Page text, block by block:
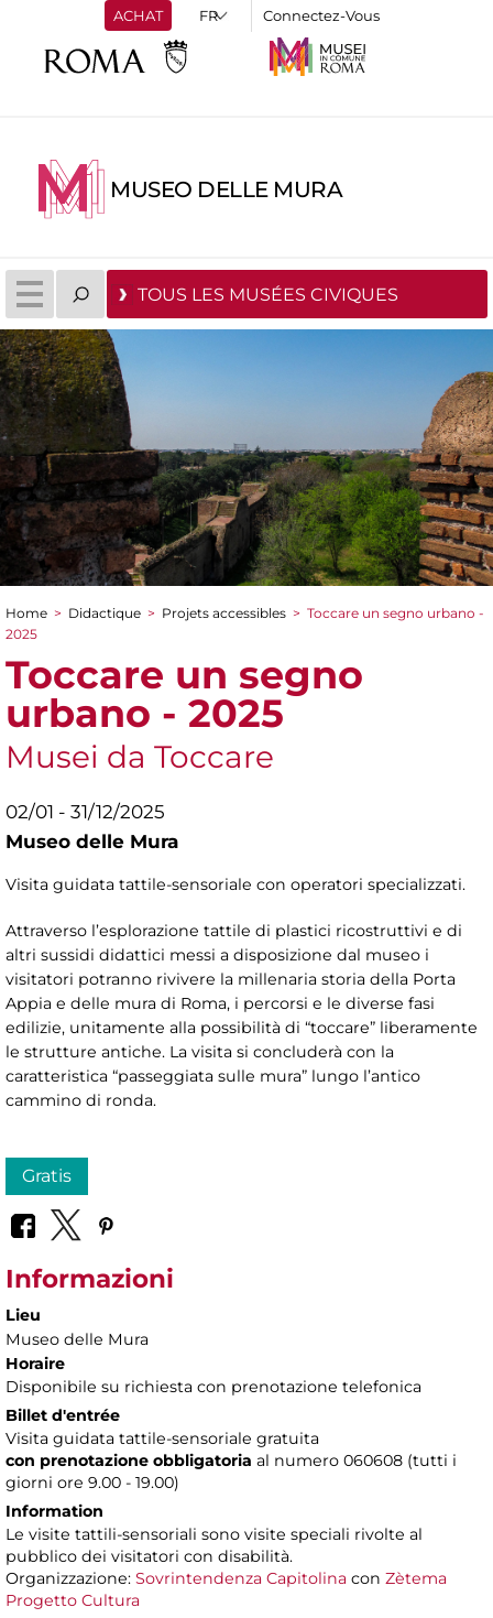
ACHAT Connectez-Vous
MUSEO DELLE MURA
TOUS LES MUSÉES CIVIQUES
You are here
Home > Didactique > Projets accessibles > Toccare un segno urbano -
2025
Toccare un segno
urbano - 2025
Musei da Toccare
02/01 - 31/12/2025
Museo delle Mura
Visita guidata tattile-sensoriale con operatori specializzati.
Attraverso l’esplorazione tattile di plastici ricostruttivi e di
altri sussidi didattici messi a disposizione dal museo i
visitatori potranno rivivere la millenaria storia della Porta
Appia e delle mura di Roma, i percorsi e le diverse fasi
edilizie, unitamente alla possibilità di “toccare” liberamente
le strutture antiche. La visita si concluderà con la
caratteristica “passeggiata sulle mura” lungo l’antico
cammino di ronda.
Gratis
Informazioni
Lieu
Museo delle Mura
Horaire
Disponibile su richiesta con prenotazione telefonica
Billet d'entrée
Visita guidata tattile-sensoriale gratuita
con prenotazione obbligatoria al numero 060608 (tutti i
giorni ore 9.00 - 19.00)
Information
Le visite tattili-sensoriali sono visite speciali rivolte al
pubblico dei visitatori con disabilità.
Organizzazione: Sovrintendenza Capitolina con Zètema
Progetto Cultura